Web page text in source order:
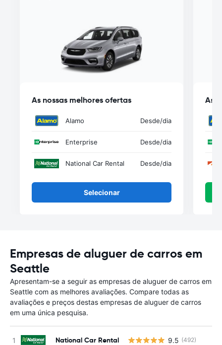
As nossas melhores ofertas
Alamo Desde/dia
Enterprise Desde/dia
National Car Rental Desde/dia
Selecionar
As
Empresas de aluguer de carros em
Seattle
Apresentam-se a seguir as empresas de aluguer de carros em
Seattle com as melhores avaliações. Compare todas as
avaliações e preços destas empresas de aluguer de carros
em uma única pesquisa.
National Car Rental 9.5 (492)